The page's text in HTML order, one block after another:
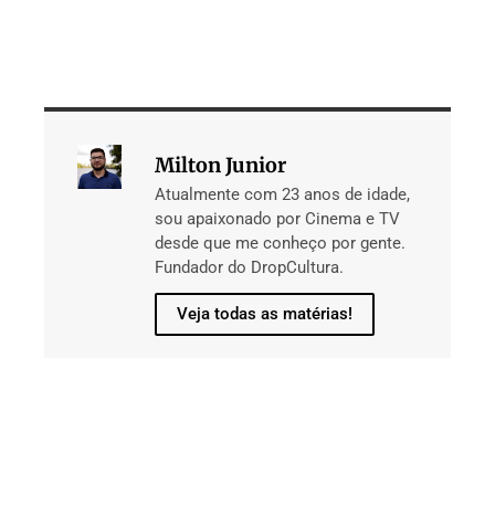
Milton Junior
Atualmente com 23 anos de idade,
sou apaixonado por Cinema e TV
desde que me conheço por gente.
Fundador do DropCultura.
Veja todas as matérias!